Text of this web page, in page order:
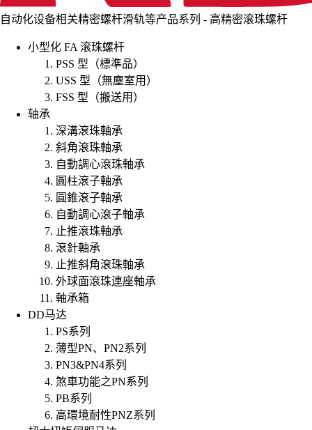
自动化设备相关精密螺杆滑轨等产品系列 - 高精密滚珠螺杆
小型化 FA 滚珠螺杆
PSS 型（標準品）
USS 型（無塵室用）
FSS 型（搬送用）
轴承
深溝滾珠軸承
斜角滾珠軸承
自動調心滾珠軸承
圓柱滾子軸承
圓錐滾子軸承
自動調心滾子軸承
止推滾珠軸承
滾針軸承
止推斜角滾珠軸承
外球面滾珠連座軸承
軸承箱
DD马达
PS系列
薄型PN、PN2系列
PN3&PN4系列
煞車功能之PN系列
PB系列
高環境耐性PNZ系列